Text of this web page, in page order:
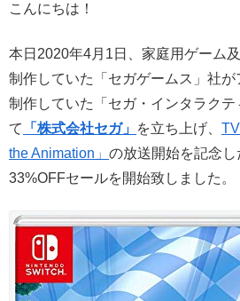
こんにちは！
本日2020年4月1日、家庭用ゲーム
制作していた「セガゲームス」社
制作していた「セガ・インタラク
て
「株式会社セガ」 を立ち上げ、
the Animation」 の放送開始を記念し
33%OFFセールを開始致しました。